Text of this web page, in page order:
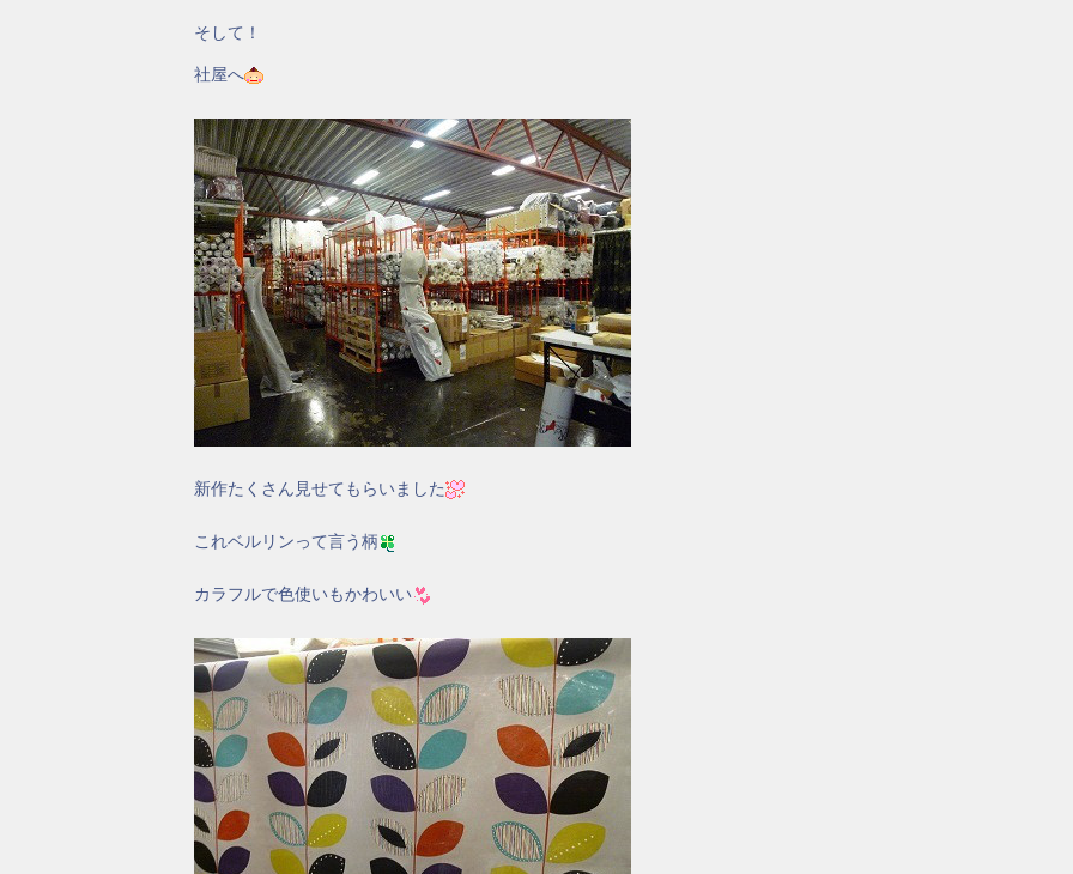
そして！
社屋へ
新作たくさん見せてもらいました
これベルリンって言う柄
カラフルで色使いもかわいい